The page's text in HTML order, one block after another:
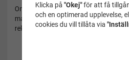
Om du som kund orsakar trasig
materialet omfattas inte våtdräkten
reklamation.
Klicka på "Okej"för att få
och en optimerad upplevelse,
cookies du vill tillåta via